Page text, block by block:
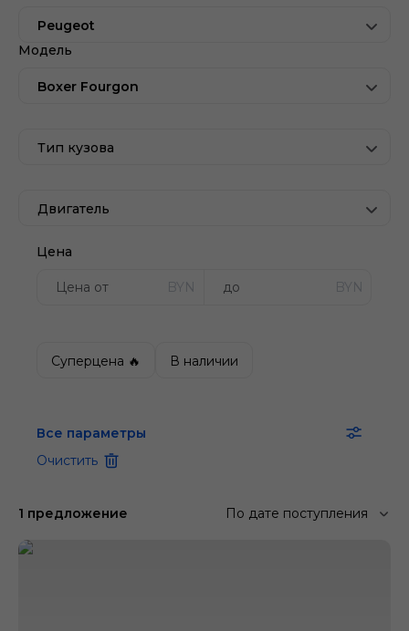
Peugeot
Модель
Boxer Fourgon
Тип кузова
Двигатель
Цена
BYN BYN
Суперцена 🔥 В наличии
Все параметры
Очистить
1 предложение По дате поступления